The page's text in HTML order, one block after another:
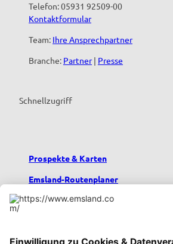
Telefon: 05931 92509-00
Kontaktformular
Team: Ihre Ansprechpartner
Branche: Partner| Presse
Schnellzugriff
Prospekte & Karten
Emsland-Routenplaner
Emsland-Blog
Urlaub mit Kindern